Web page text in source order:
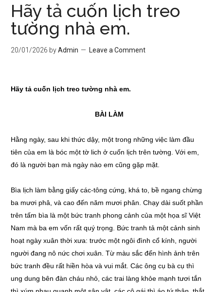
Hãy tả cuốn lịch treo
tường nhà em.
20/01/2026 byAdmin Leave a Comment
Hãy tả cuốn lịch treo tường nhà em.
BÀI LÀM
Hằng ngày, sau khi thức dậy, một trong những việc làm đầu
tiên của em là bóc một tờ lich ở cuốn lịch trên tường. Với em,
đó là người bạn mà ngày nào em cũng gặp mặt.
Bìa lịch làm bằng giấy các-tông cứng, khá to, bề ngang chừng
ba mươi phâ, và cao đến năm mươi phân. Chạy dài suốt phần
trên tấm bìa là một bức tranh phong cảnh của một họa sĩ Việt
Nam mà ba em vốn rất quý trọng. Bức tranh tả một cảnh sinh
hoạt ngày xuân thời xưa: trước một ngôi đình cổ kính, người
người đang nô nức chơi xuân. Từ màu sắc đến hình ảnh trên
bức tranh đều rất hiền hòa và vui mắt. Các ông cụ bà cụ thì
ung dung bên đàn cháu nhỏ, các trai làng khỏe mạnh tươi tắn